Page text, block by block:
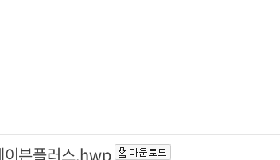
이븐플러스.hwp